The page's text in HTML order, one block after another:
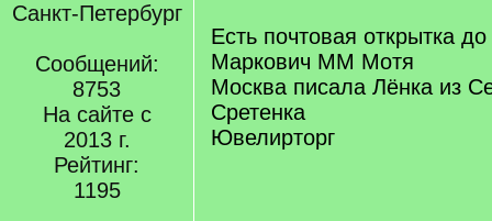
Санкт-Петербург
Сообщений:
8753
На сайте с
2013 г.
Рейтинг:
1195
Есть почтовая открытка
Маркович ММ Мотя
Москва писала Лёнка из
Сретенка
Ювелирторг